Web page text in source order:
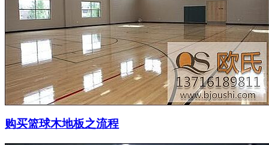
购买篮球木地板之流程